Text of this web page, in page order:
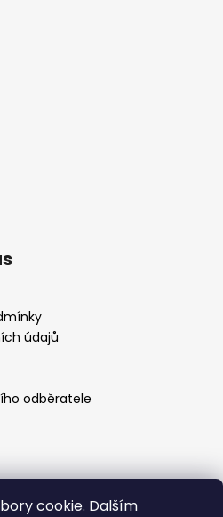
cookie. Dalším
údajů
odběratele